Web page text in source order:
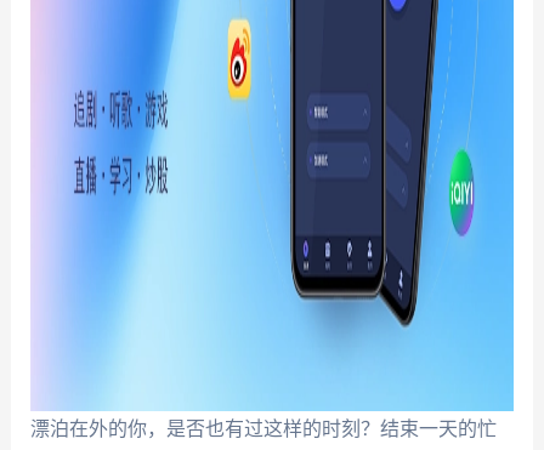
漂泊在外的你，是否也有过这样的时刻？结束一天的忙